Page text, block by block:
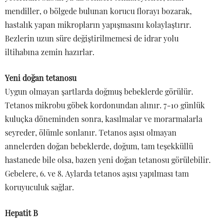
mendiller, o bölgede bulunan korucu florayı bozarak,
hastalık yapan mikropların yapışmasını kolaylaştırır.
Bezlerin uzun süre değiştirilmemesi de idrar yolu
iltihabına zemin hazırlar.
Yeni doğan tetanosu
Uygun olmayan şartlarda doğmuş bebeklerde görülür.
Tetanos mikrobu göbek kordonundan alınır. 7-10 günlük
kuluçka döneminden sonra, kasılmalar ve morarmalarla
seyreder, ölümle sonlanır. Tetanos aşısı olmayan
annelerden doğan bebeklerde, doğum, tam teşekküllü
hastanede bile olsa, bazen yeni doğan tetanosu görülebilir.
Gebelere, 6. ve 8. Aylarda tetanos aşısı yapılması tam
koruyuculuk sağlar.
Hepatit B